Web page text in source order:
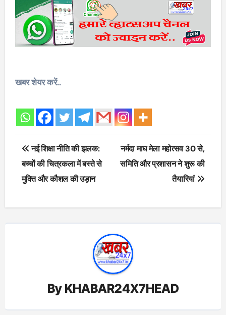
खबर शेयर करें..
Post
navigation
नई शिक्षा नीति की झलक:
बच्चों की चित्रकला में बस्ते से
मुक्ति और कौशल की उड़ान
नर्मदा माघ मेला महोत्सव 30 से,
समिति और प्रशासन ने शुरू की
तैयारियां
By KHABAR24X7HEAD